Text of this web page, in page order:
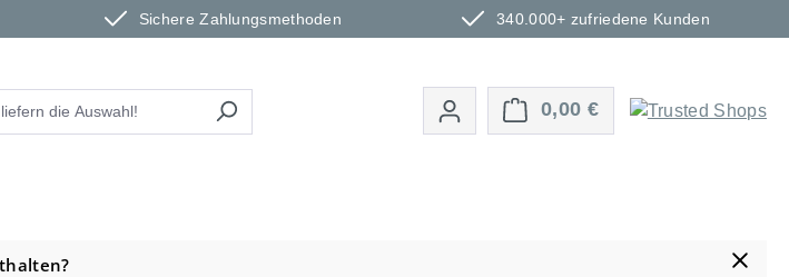
Sichere Zahlungsmethoden 340.000+ zufriedene Kunden
0,00 €Warenkorb enthält 0